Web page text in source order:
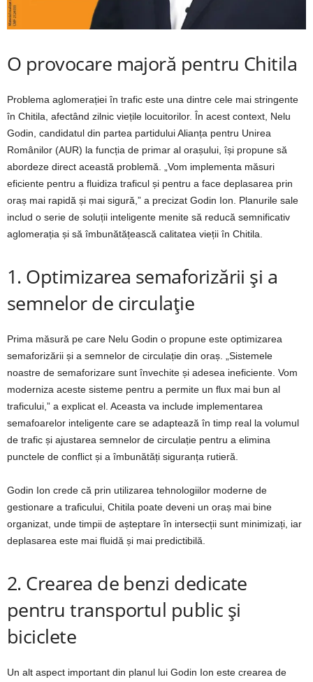
O provocare majoră pentru Chitila
Problema aglomerației în trafic este una dintre cele mai stringente
în Chitila, afectând zilnic viețile locuitorilor. În acest context, Nelu
Godin, candidatul din partea partidului Alianța pentru Unirea
Românilor (AUR) la funcția de primar al orașului, își propune să
abordeze direct această problemă. „Vom implementa măsuri
eficiente pentru a fluidiza traficul și pentru a face deplasarea prin
oraș mai rapidă și mai sigură,” a precizat Godin Ion. Planurile sale
includ o serie de soluții inteligente menite să reducă semnificativ
aglomerația și să îmbunătățească calitatea vieții în Chitila.
1. Optimizarea semaforizării și a
semnelor de circulație
Prima măsură pe care Nelu Godin o propune este optimizarea
semaforizării și a semnelor de circulație din oraș. „Sistemele
noastre de semaforizare sunt învechite și adesea ineficiente. Vom
moderniza aceste sisteme pentru a permite un flux mai bun al
traficului,” a explicat el. Aceasta va include implementarea
semafoarelor inteligente care se adaptează în timp real la volumul
de trafic și ajustarea semnelor de circulație pentru a elimina
punctele de conflict și a îmbunătăți siguranța rutieră.
Godin Ion crede că prin utilizarea tehnologiilor moderne de
gestionare a traficului, Chitila poate deveni un oraș mai bine
organizat, unde timpii de așteptare în intersecții sunt minimizați, iar
deplasarea este mai fluidă și mai predictibilă.
2. Crearea de benzi dedicate
pentru transportul public și
biciclete
Un alt aspect important din planul lui Godin Ion este crearea de